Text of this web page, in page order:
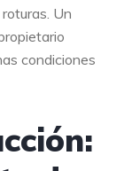
Un
condiciones